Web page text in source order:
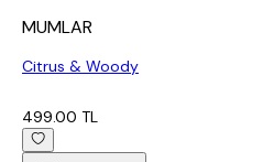
MUMLAR
Citrus & Woody
499.00 TL